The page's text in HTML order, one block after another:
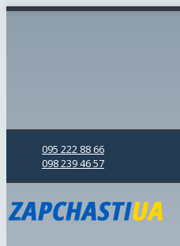
095 222 88 66
098 239 46 57